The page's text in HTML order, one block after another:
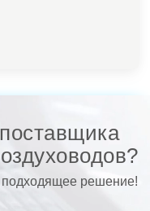
подходящее решение!